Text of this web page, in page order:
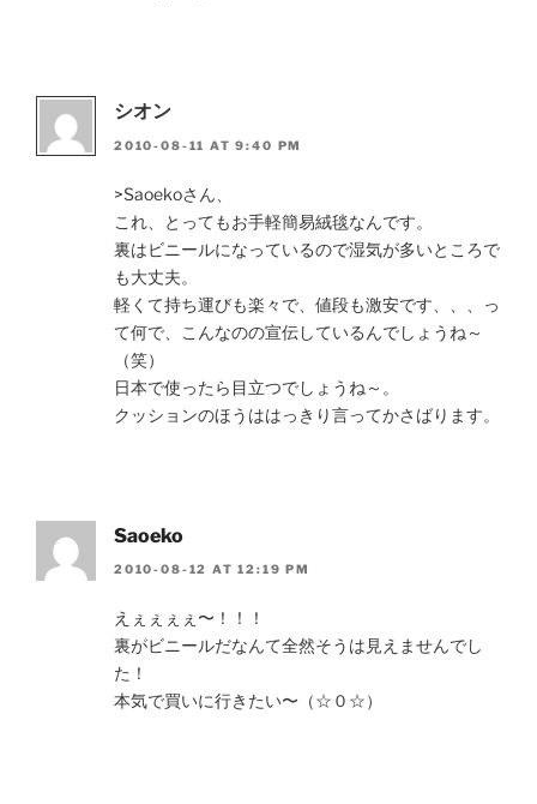
シオン
2010-08-11 AT 9:40 PM
>Saoekoさん、
これ、とってもお手軽簡易絨毯なんです。
裏はビニールになっているので湿気が多いところで
も大丈夫。
軽くて持ち運びも楽々で、値段も激安です、、、っ
て何で、こんなのの宣伝しているんでしょうね～
（笑）
日本で使ったら目立つでしょうね～。
クッションのほうははっきり言ってかさばります。
Saoeko
2010-08-12 AT 12:19 PM
えぇぇぇぇ〜！！！
裏がビニールだなんて全然そうは見えませんでし
た！
本気で買いに行きたい〜（☆０☆）